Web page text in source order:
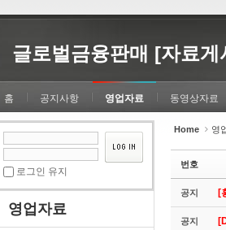
글로벌금융판매 [자료게
홈 공지사항 영업자료 동영상자료
로그인 유지
영업자료
Home 영
번호
공지 [
공지
케치북5
케치북5
케치북5
케치북5